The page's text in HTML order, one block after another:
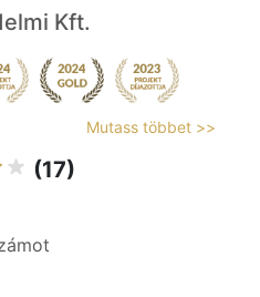
Kft.
Mutass többet >>
(17)